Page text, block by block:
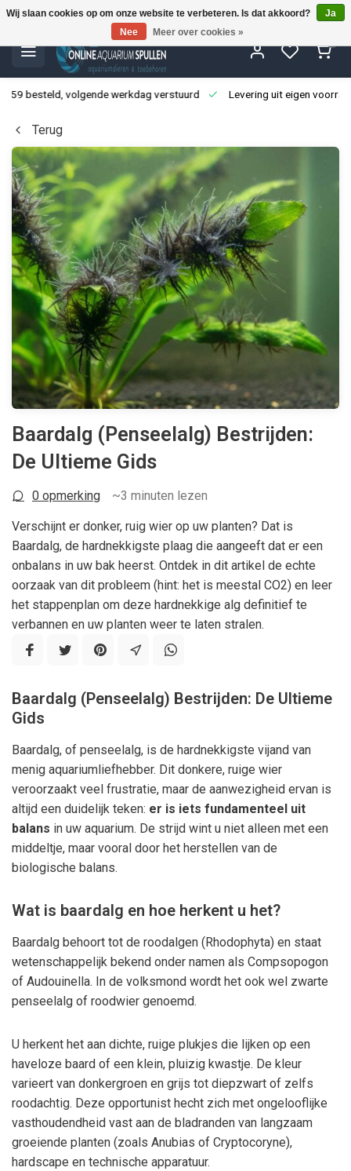
besteld, volgende werkdag verstuurd Levering uit eigen
Terug
Baardalg (Penseelalg) Bestrijden:
De Ultieme Gids
0 opmerking ~3 minuten lezen
Verschijnt er donker, ruig wier op uw planten? Dat is
Baardalg, de hardnekkigste plaag die aangeeft dat er een
onbalans in uw bak heerst. Ontdek in dit artikel de echte
oorzaak van dit probleem (hint: het is meestal CO2) en leer
het stappenplan om deze hardnekkige alg definitief te
verbannen en uw planten weer te laten stralen.
Baardalg (Penseelalg) Bestrijden: De Ultieme
Gids
Baardalg, of penseelalg, is de hardnekkigste vijand van
menig aquariumliefhebber. Dit donkere, ruige wier
veroorzaakt veel frustratie, maar de aanwezigheid ervan is
altijd een duidelijk teken: er is iets fundamenteel uit
balans in uw aquarium. De strijd wint u niet alleen met een
middeltje, maar vooral door het herstellen van de
biologische balans.
Wat is baardalg en hoe herkent u het?
Baardalg behoort tot de roodalgen (Rhodophyta) en staat
wetenschappelijk bekend onder namen als Compsopogon
of Audouinella. In de volksmond wordt het ook wel zwarte
penseelalg of roodwier genoemd.
U herkent het aan dichte, ruige plukjes die lijken op een
haveloze baard of een klein, pluizig kwastje. De kleur
varieert van donkergroen en grijs tot diepzwart of zelfs
roodachtig. Deze opportunist hecht zich met ongelooflijke
vasthoudendheid vast aan de bladranden van langzaam
groeiende planten (zoals Anubias of Cryptocoryne),
hardscape en technische apparatuur.
Wij slaan cookies op om onze website te verbeteren. Is dat akkoord?
Ja
Nee
Meer over cookies »